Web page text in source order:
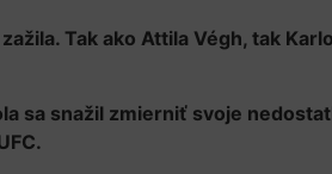
Tak ako Attila Végh, tak
sa snažil zmierniť svoje